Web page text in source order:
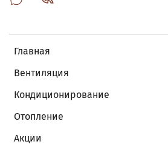
Главная
Вентиляция
Кондиционирование
Отопление
Акции